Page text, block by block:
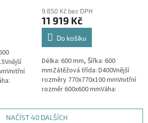
9 850 Kč bez DPH
11 919 Kč
Do košíku
Délka: 600 mm, Šířka: 600
mmZátěžová třída: D400Vnější
rozměry 770x770x100 mmVnitřní
rozměr 600x600 mmVáha:
protiskluzBarva: černá, těsnění
uloženo v rámu
NAČÍST 40 DALŠÍCH